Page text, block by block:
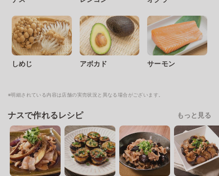
しめじ アボカド サーモン
※明細されている内容は店舗の実売状況と異なる場合がございます。
ナスで作れるレシピ もっと見る